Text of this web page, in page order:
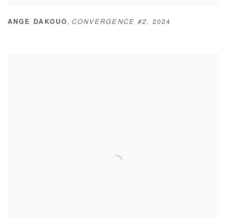
ANGE DAKOUO , CONVERGENCE #2,2024